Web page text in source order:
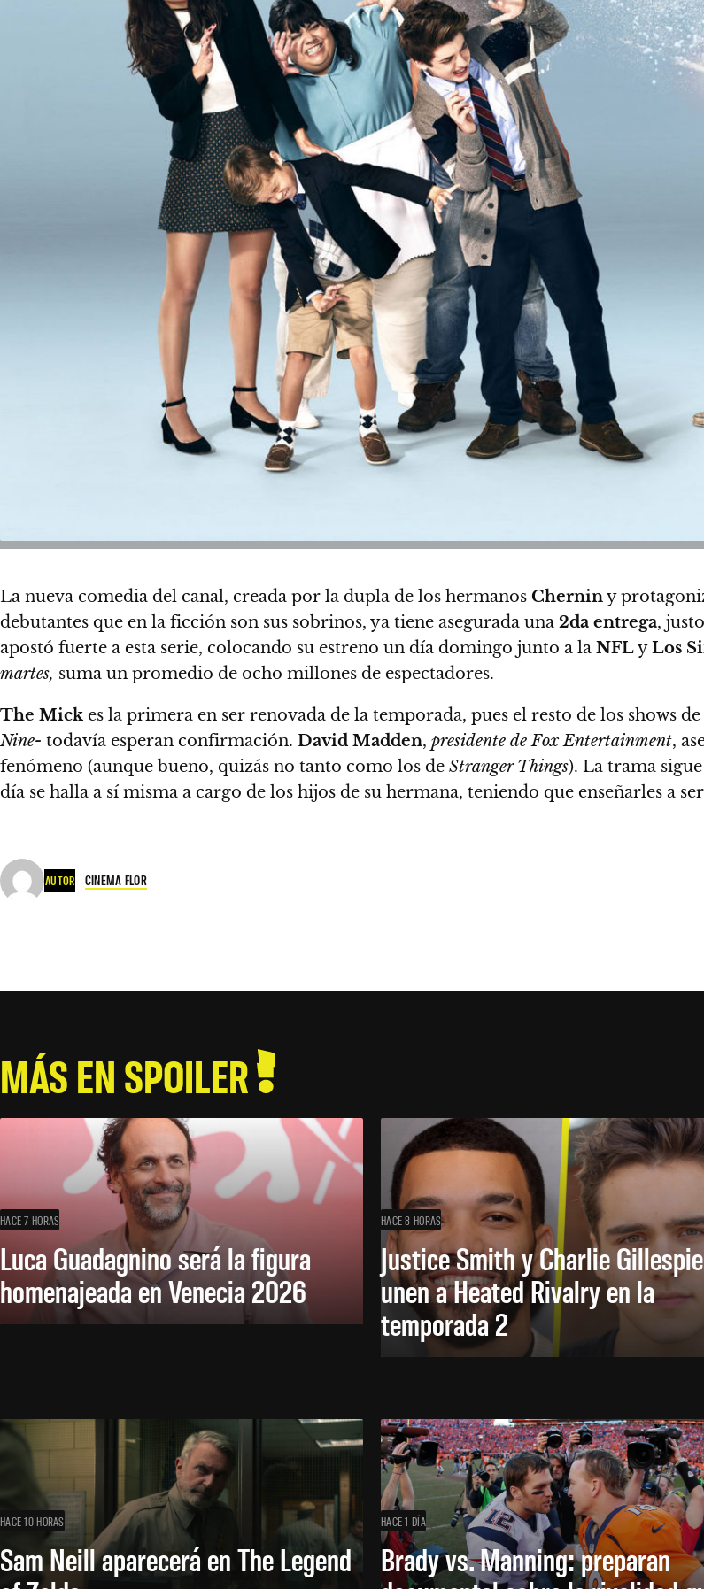
La nueva comedia del canal, creada por la dupla de los hermanos Cherniny
debutantes que en la ficción son sus sobrinos, ya tiene asegurada una 2da entrega,
apostó fuerte a esta serie, colocando su estreno un día domingo junto a la NFLyLos
martes, suma un promedio de ocho millones de espectadores.
The Mick es la primera en ser renovada de la temporada, pues el resto de los shows
Nine- todavía esperan confirmación. David Madden, presidente de Fox Entertainment,
fenómeno (aunque bueno, quizás no tanto como los de Stranger Things). La trama
día se halla a sí misma a cargo de los hijos de su hermana, teniendo que enseñarles a
AUTOR CINEMA FLOR
MÁS EN SPOILER
HACE 7 HORAS
Luca Guadagnino será la figura
homenajeada en Venecia 2026
HACE 8 HORAS
Justice Smith y Charlie
unen a Heated Rivalry en la
temporada 2
HACE 10 HORAS
Sam Neill aparecerá en The Legend
HACE 1 DÍA
Brady vs. Manning: preparan